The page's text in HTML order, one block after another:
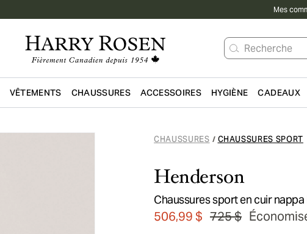
Mes
Recherche
Passer au contenu principal
VÊTEMENTS CHAUSSURES ACCESSOIRES HYGIÈNE CADEAUX
CHAUSSURES / CHAUSSURES SPORT
Henderson
Chaussures sport en cuir nappa
506,99 $ 725 $